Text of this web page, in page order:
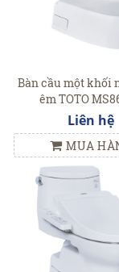
Bàn cầu một khối
êm TOTO
Liên hệ
MUA